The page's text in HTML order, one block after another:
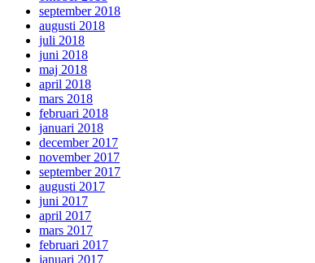
september 2018
augusti 2018
juli 2018
juni 2018
maj 2018
april 2018
mars 2018
februari 2018
januari 2018
december 2017
november 2017
september 2017
augusti 2017
juni 2017
april 2017
mars 2017
februari 2017
januari 2017